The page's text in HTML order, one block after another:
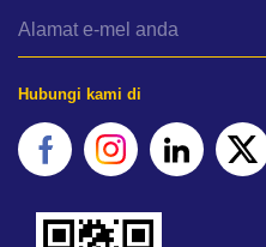
Hubungi kami di